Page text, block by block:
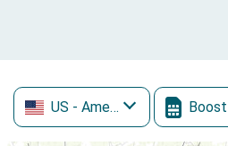
US - Amerika Birleşik Devletleri